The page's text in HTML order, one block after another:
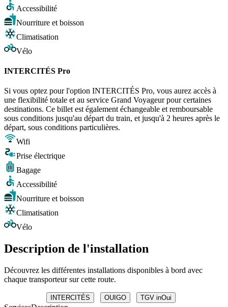
Accessibilité
Nourriture et boisson
Climatisation
Vélo
INTERCITÉS Pro
Si vous optez pour l'option INTERCITÉS Pro, vous aurez accès à
une flexibilité totale et au service Grand Voyageur pour certaines
destinations. Ce billet est également échangeable et remboursable
sous conditions jusqu'au départ du train, et jusqu'à 2 heures après le
départ, sous conditions particulières.
Wifi
Prise électrique
Bagage
Accessibilité
Nourriture et boisson
Climatisation
Vélo
Description de l'installation
Découvrez les différentes installations disponibles à bord avec
chaque transporteur sur cette route.
INTERCITÉS OUIGO TGV inOui